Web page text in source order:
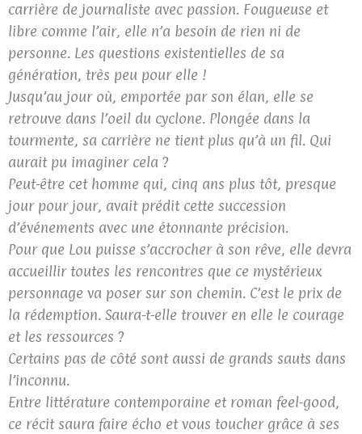
carrière de journaliste avec passion. Fougueuse et
libre comme l’air, elle n’a besoin de rien ni de
personne. Les questions existentielles de sa
génération, très peu pour elle !
Jusqu’au jour où, emportée par son élan, elle se
retrouve dans l’oeil du cyclone. Plongée dans la
tourmente, sa carrière ne tient plus qu’à un fil. Qui
aurait pu imaginer cela ?
Peut-être cet homme qui, cinq ans plus tôt, presque
jour pour jour, avait prédit cette succession
d’événements avec une étonnante précision.
Pour que Lou puisse s’accrocher à son rêve, elle devra
accueillir toutes les rencontres que ce mystérieux
personnage va poser sur son chemin. C’est le prix de
la rédemption. Saura-t-elle trouver en elle le courage
et les ressources ?
Certains pas de côté sont aussi de grands sauts dans
l’inconnu.
Entre littérature contemporaine et roman feel-good,
ce récit saura faire écho et vous toucher grâce à ses